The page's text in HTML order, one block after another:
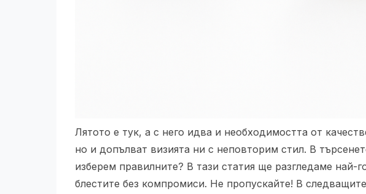
Лятото е тук, а с него идва и необходимостта от
но и допълват визията ни с неповторим стил. В
изберем правилните? В тази статия ще разгледаме
блестите без компромиси. Не пропускайте! В